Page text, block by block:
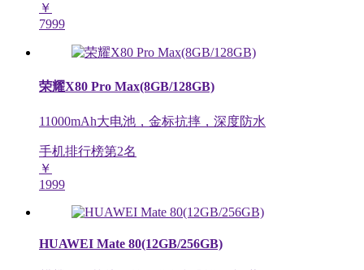
￥
7999
荣耀X80 Pro Max(8GB/128GB)
11000mAh大电池，金标抗摔，深度防水
手机排行榜第2名
￥
1999
HUAWEI Mate 80(12GB/256GB)